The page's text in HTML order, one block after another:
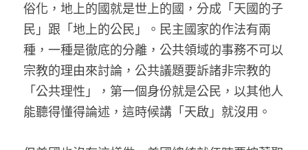
俗化，地上的國就是世上的國，分成「天國的子
民」跟「地上的公民」。民主國家的作法有兩
種，一種是徹底的分離，公共領域的事務不可以
宗教的理由來討論，公共議題要訴諸非宗教的
「公共理性」，第一個身份就是公民，以其他人
能聽得懂得論述，這時候講「天啟」就沒用。